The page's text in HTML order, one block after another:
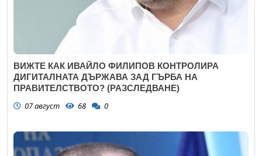
ВИЖТЕ КАК ИВАЙЛО ФИЛИПОВ КОНТРОЛИРА
ДИГИТАЛНАТА ДЪРЖАВА ЗАД ГЪРБА НА
ПРАВИТЕЛСТВОТО? (РАЗСЛЕДВАНЕ)
07 август 68 0